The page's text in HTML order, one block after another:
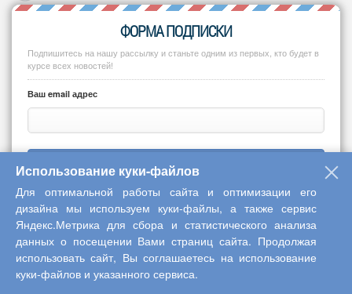
ФОРМА ПОДПИСКИ
Подпишитесь на нашу рассылку и станьте одним из первых, кто будет в
курсе всех новостей!
Ваш email адрес
Подписаться
Copyright © 2013-2026 Центр научного сотрудничества «Интерактив
плюс»
Использование куки-файлов
Для оптимальной работы сайта и оптимизации его
дизайна мы используем куки-файлы, а также сервис
Яндекс.Метрика для сбора и статистического анализа
данных о посещении Вами страниц сайта. Продолжая
использовать сайт, Вы соглашаетесь на использование
куки-файлов и указанного сервиса.